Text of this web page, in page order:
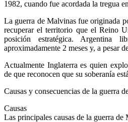
1982, cuando fue acordada la tregua
La guerra de Malvinas fue originada
recuperar el territorio que el Reino
posición estratégica. Argentina
aproximadamente 2 meses y, a pesar
Actualmente Inglaterra es quien
de que reconocen que su soberanía
Causas y consecuencias de la guerra
Causas
Las principales causas de la guerra de